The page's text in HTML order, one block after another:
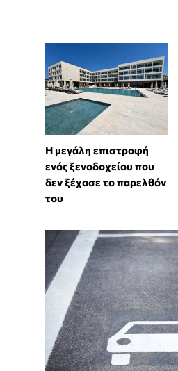
Η μεγάλη επιστροφή
ενός ξενοδοχείου που
δεν ξέχασε το παρελθόν
του